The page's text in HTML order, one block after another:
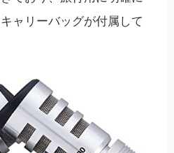
ャリーバッグが付属して